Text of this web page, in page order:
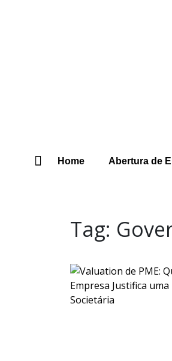
Home Abertura de
Tag: